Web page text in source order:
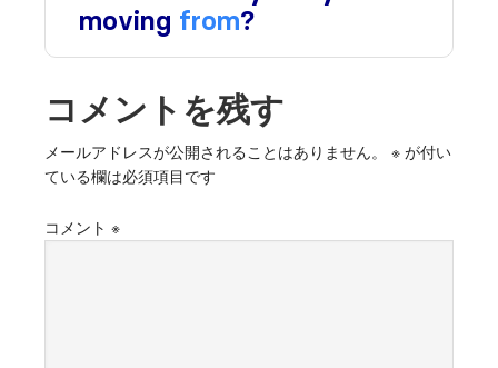
コメントを残す
メールアドレスが公開されることはありません。 ※ が付い
ている欄は必須項目です
コメント ※